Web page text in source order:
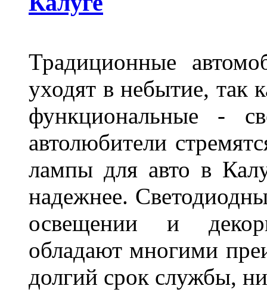
Традиционные
уходят в небытие, так
функциональные -
автолюбители
лампы для авто в
надежнее.
освещении и
обладают многими
долгий срок службы,